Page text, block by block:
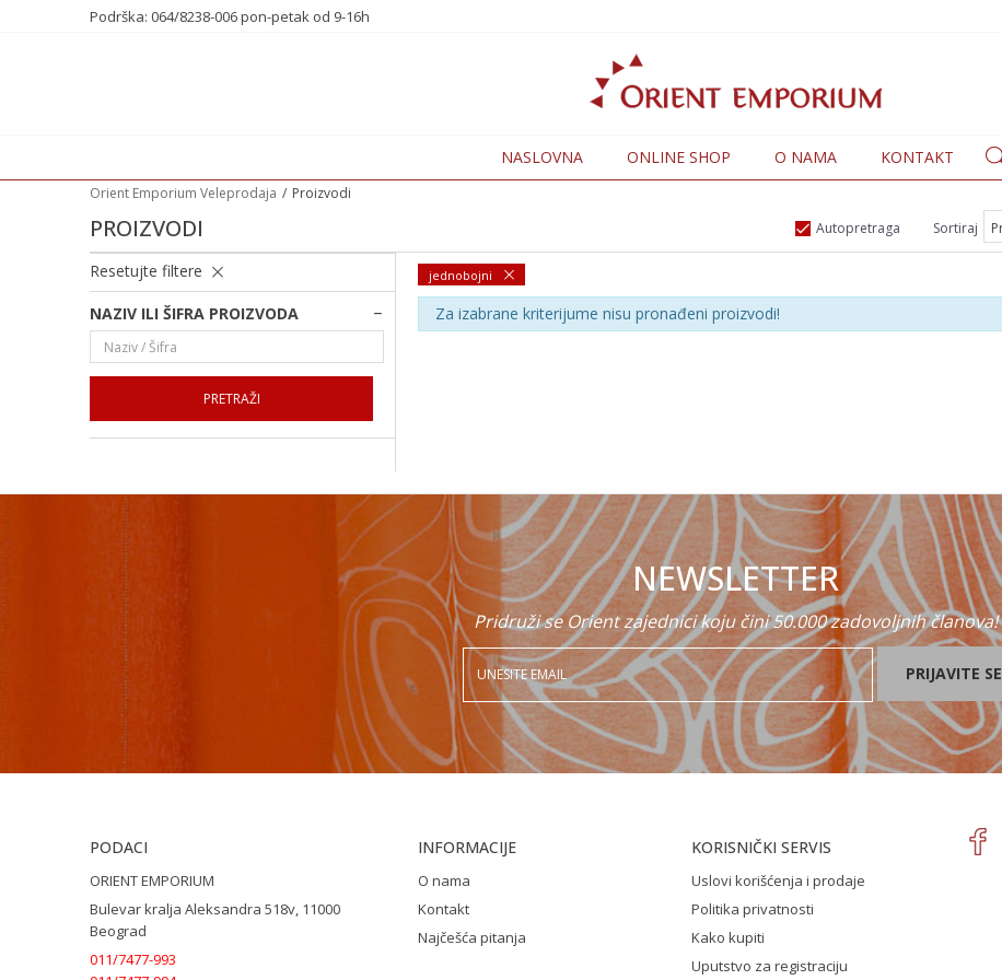
Podrška: 064/8238-006 pon-petak od 9-16h
NASLOVNA ONLINE SHOP O NAMA KONTAKT
Orient Emporium Veleprodaja Proizvodi
PROIZVODI Autopretraga Sortiraj
Resetujte filtere
NAZIV ILI ŠIFRA PROIZVODA
PRETRAŽI
jednobojni
Za izabrane kriterijume nisu pronađeni proizvodi!
NEWSLETTER
Pridruži se Orient zajednici koju čini 50.000 zadovoljnih članova!
PRIJAVITE SE
PODACI
ORIENT EMPORIUM
Bulevar kralja Aleksandra 518v, 11000
Beograd
011/7477-993
INFORMACIJE
O nama
Kontakt
Najčešća pitanja
KORISNIČKI SERVIS
Uslovi korišćenja i prodaje
Politika privatnosti
Kako kupiti
Uputstvo za registraciju